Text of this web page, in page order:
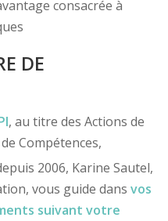
consacrée à
DE
, au titre des Actions de
Compétences,
2006, Karine Sautel,
vous guide dans vos
suivant votre